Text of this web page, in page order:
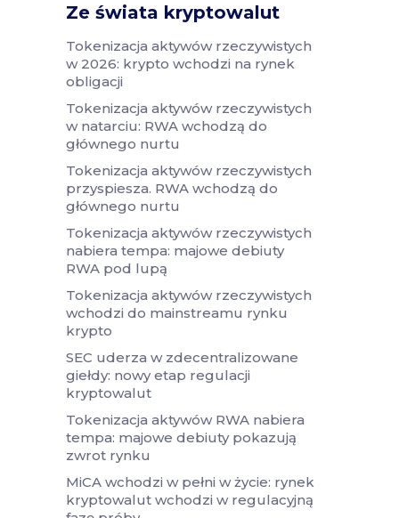
Ze świata kryptowalut
Tokenizacja aktywów rzeczywistych
w 2026: krypto wchodzi na rynek
obligacji
Tokenizacja aktywów rzeczywistych
w natarciu: RWA wchodzą do
głównego nurtu
Tokenizacja aktywów rzeczywistych
przyspiesza. RWA wchodzą do
głównego nurtu
Tokenizacja aktywów rzeczywistych
nabiera tempa: majowe debiuty
RWA pod lupą
Tokenizacja aktywów rzeczywistych
wchodzi do mainstreamu rynku
krypto
SEC uderza w zdecentralizowane
giełdy: nowy etap regulacji
kryptowalut
Tokenizacja aktywów RWA nabiera
tempa: majowe debiuty pokazują
zwrot rynku
MiCA wchodzi w pełni w życie: rynek
kryptowalut wchodzi w regulacyjną